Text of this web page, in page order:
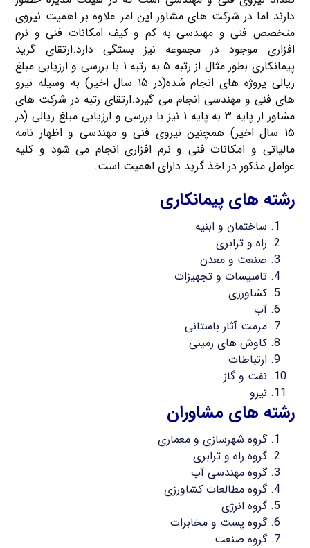
دارند اما در شرکت های مشاور این امر علاوه بر اهمیت نیروی
متخصص فنی و مهندسی به کم و کیف امکانات فنی و نرم
افزاری موجود در مجموعه نیز بستگی دارد.ارتقای گرید
پیمانکاری بطور مثال از رتبه ۵ به رتبه ۱ با بررسی و ارزیابی مبلغ
ریالی پروژه های انجام شده(در ۱۵ سال اخیر) به وسیله نیرو
های فنی و مهندسی انجام می گیرد.ارتقای رتبه در شرکت های
مشاور از پایه ۳ به پایه ۱ نیز با بررسی و ارزیابی مبلغ ریالی (در
۱۵ سال اخیر) همچنین نیروی فنی و مهندسی و اظهار نامه
مالیاتی و امکانات فنی و نرم افزاری انجام می شود و کلیه
عوامل مذکور در اخذ گرید دارای اهمیت است.
رشته های پیمانکاری
ساختمان و ابنیه
راه و ترابری
صنعت و معدن
تاسیسات و تجهیزات
کشاورزی
آب
مرمت آثار باستانی
کاوش های زمینی
ارتباطات
نفت و گاز
نیرو
رشته های مشاوران
گروه شهرسازی و معماری
گروه راه و ترابری
گروه مهندسی آب
گروه مطالعات کشاورزی
گروه انرژی
گروه پست و مخابرات
گروه صنعت